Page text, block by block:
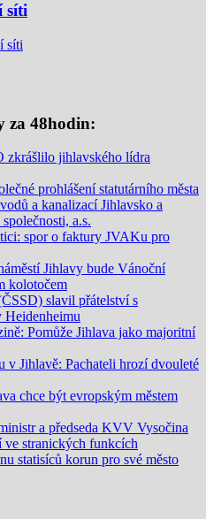
síti
síti
za 48hodin:
jihlavského lídra
prohlášení statutárního města
a kanalizací Jihlavsko a
a.s.
spor o faktury JVAKu pro
Jihlavy bude Vánoční
kolotočem
slavil přátelství s
Pomůže Jihlava jako majoritní
v Jihlavě: Pachateli hrozí dvouleté
chce být evropským městem
a předseda KVV Vysočina
stranických funkcích
statisíců korun pro své město